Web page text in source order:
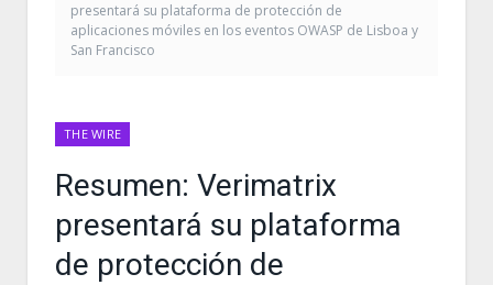
presentará su plataforma de protección de
aplicaciones móviles en los eventos OWASP de Lisboa y
San Francisco
THE WIRE
Resumen: Verimatrix
presentará su plataforma
de protección de